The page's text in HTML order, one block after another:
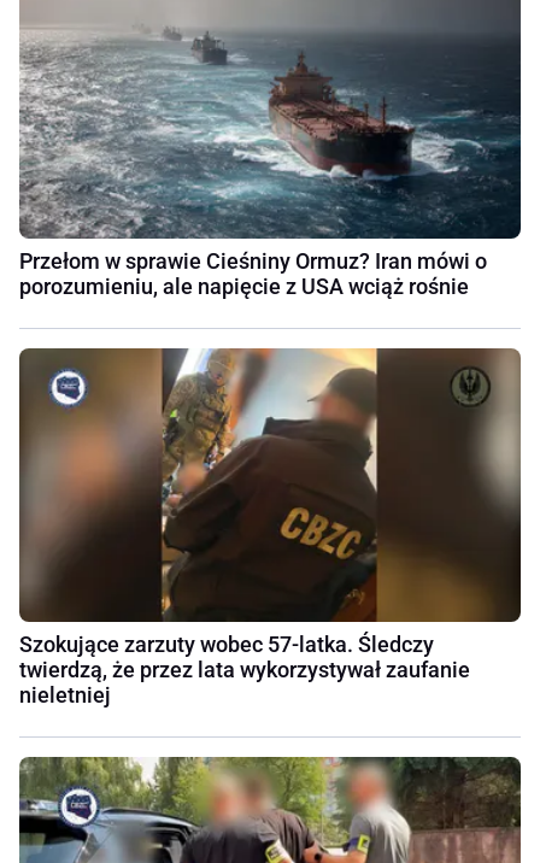
Przełom w sprawie Cieśniny Ormuz? Iran mówi o
porozumieniu, ale napięcie z USA wciąż rośnie
Szokujące zarzuty wobec 57-latka. Śledczy
twierdzą, że przez lata wykorzystywał zaufanie
nieletniej